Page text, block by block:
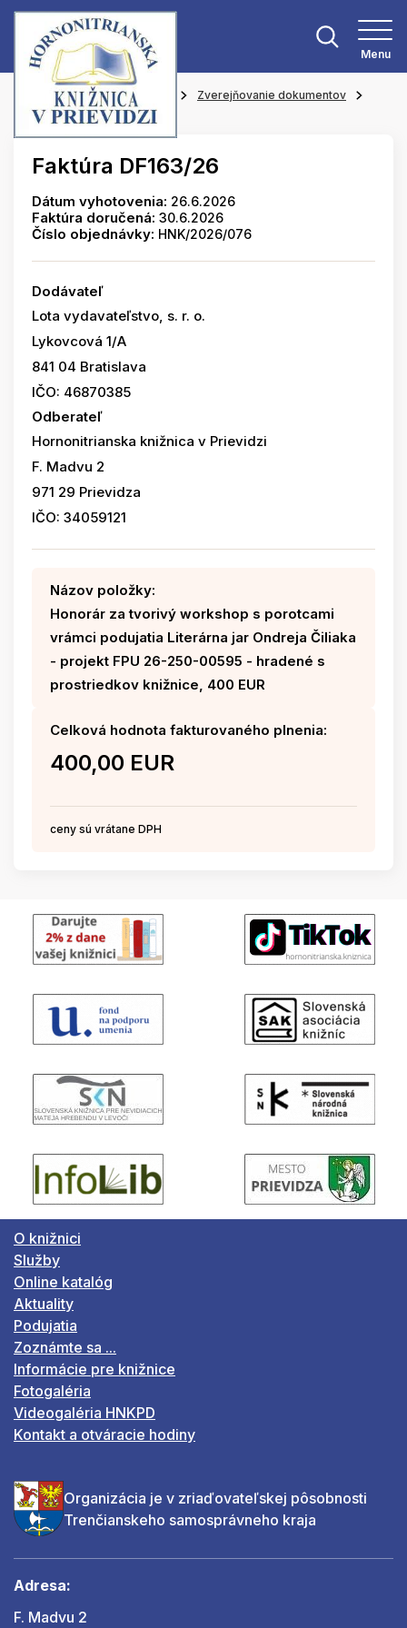
Menu
Hlavná stránka O knižnici
Zverejňovanie dokumentov
Faktúry
Faktúra DF163/26
Dátum vyhotovenia: 26.6.2026
Faktúra doručená: 30.6.2026
Číslo objednávky: HNK/2026/076
Dodávateľ
Lota vydavateľstvo, s. r. o.
Lykovcová 1/A
841 04 Bratislava
IČO: 46870385
Odberateľ
Hornonitrianska knižnica v Prievidzi
F. Madvu 2
971 29 Prievidza
IČO: 34059121
Názov položky:
Honorár za tvorivý workshop s porotcami
vrámci podujatia Literárna jar Ondreja Čiliaka
- projekt FPU 26-250-00595 - hradené s
prostriedkov knižnice, 400 EUR
Celková hodnota fakturovaného plnenia:
400,00 EUR
ceny sú vrátane DPH
O knižnici
Služby
Online katalóg
Aktuality
Podujatia
Zoznámte sa ...
Informácie pre knižnice
Fotogaléria
Videogaléria HNKPD
Kontakt a otváracie hodiny
Organizácia je v zriaďovateľskej pôsobnosti
Trenčianskeho samosprávneho kraja
Adresa:
F. Madvu 2